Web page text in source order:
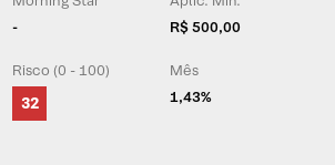
-
R$ 500,00
Risco (0 - 100)
32
Mês
1,43%